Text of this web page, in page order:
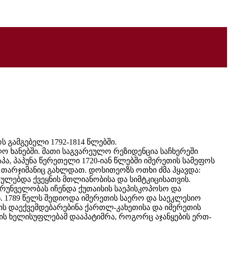
1792-1814 წლებში.
მათი საგვარეულო რეზიდენცია საჩხერეში
პაპუნა წერეთელი 1720-იან წლებში იმერეთის სამეფოს
გახლდათ. დოსითეოზს ოთხი ძმა ჰყავდა:
ქვეყნის მთლიანობისა და სიმტკიცისათვის.
იჩენდა ქუთაისის საეპისკოპოსო და
1789 წელს შედიოდა იმერეთის საერო და საეკლესიო
დაექვემდებარებინა ქართლ-კახეთისა და იმერეთის
ხელისუფლებამ დააპატიმრა, როგორც აჯანყების ერთ-